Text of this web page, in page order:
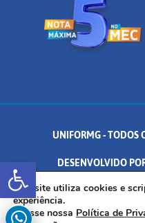
Abrir a barra
UNIFORMG - TODOS
DESENVOLVIDO
AV. DR. ARNALDO DE SENNA,
Este site utiliza cookies e
experiência.
Acesse nossa Política de